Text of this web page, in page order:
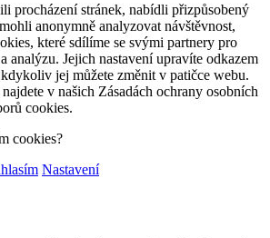
procházení stránek, nabídli přizpůsobený
anonymně analyzovat návštěvnost,
které sdílíme se svými partnery pro
analýzu. Jejich nastavení upravíte odkazem
jej můžete změnit v patičce webu.
v našich Zásadách ochrany osobních
cookies.
cookies?
Nastavení